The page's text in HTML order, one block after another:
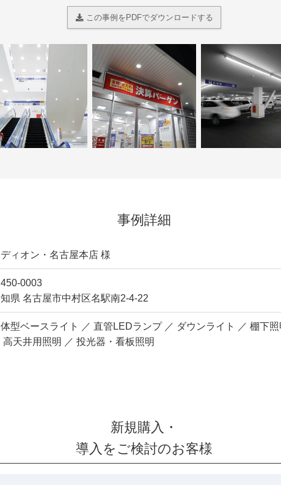
この事例をPDFでダウンロードする
事例詳細
ィオン・名古屋本店 様
0003
県 名古屋市中村区名駅南2-4-22
型ベースライト ／ 直管LEDランプ ／ ダウンライト ／ 棚下
高天井用照明 ／ 投光器・看板照明
新規購入・
導入をご検討のお客様